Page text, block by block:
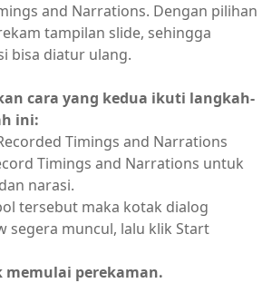
and Narrations. Dengan pilihan
tampilan slide, sehingga
bisa diatur ulang.
cara yang kedua ikuti langkah-
ini:
Timings and Narrations
Timings and Narrations untuk
narasi.
tersebut maka kotak dialog
segera muncul, lalu klik Start
memulai perekaman.